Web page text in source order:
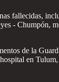
fallecidas,
- Chumpón,
de la
en